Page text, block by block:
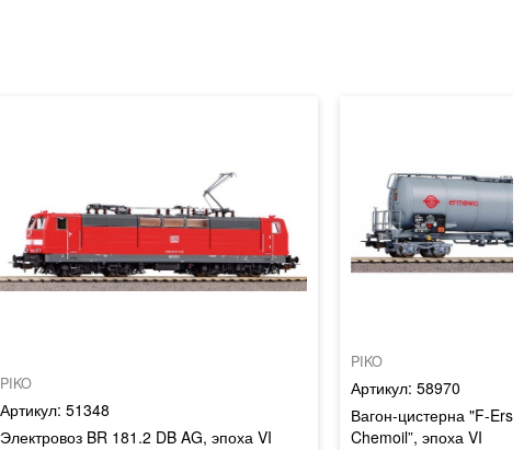
PIKO
51348
Электровоз BR 181.2 DB AG, эпоха VI
PIKO
58970
Вагон-цистерна "F-
Chemoil”, эпоха VI